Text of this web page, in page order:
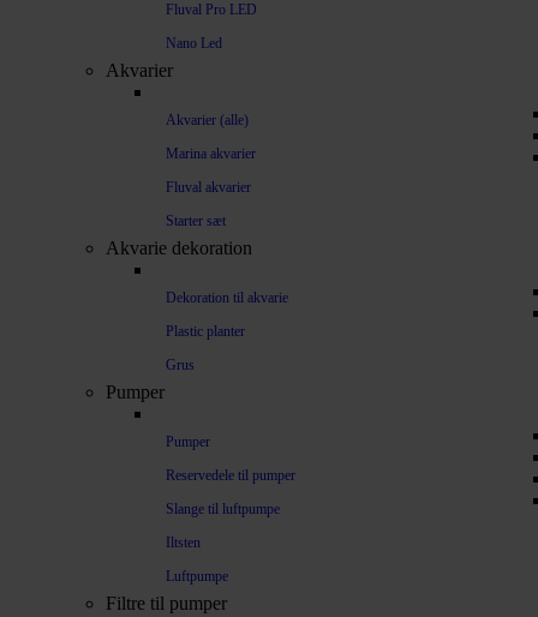
Fluval Pro LED
Nano Led
Akvarier
Akvarier (alle)
Marina akvarier
Fluval akvarier
Starter sæt
Akvarie dekoration
Dekoration til akvarie
Plastic planter
Grus
Pumper
Pumper
Reservedele til pumper
Slange til luftpumpe
Iltsten
Luftpumpe
Filtre til pumper